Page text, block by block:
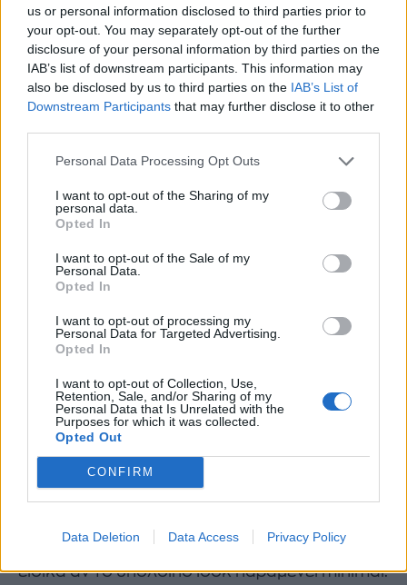
us or personal information disclosed to third parties prior to
your opt-out. You may separately opt-out of the further
disclosure of your personal information by third parties on the
IAB’s list of downstream participants. This information may
also be disclosed by us to third parties on the IAB’s List of
Downstream Participants that may further disclose it to other
Personal Data Processing Opt Outs
I want to opt-out of the Sharing of my
personal data.
Opted In
I want to opt-out of the Sale of my
Personal Data.
Opted In
I want to opt-out of processing my
Personal Data for Targeted Advertising.
Opted In
I want to opt-out of Collection, Use,
Retention, Sale, and/or Sharing of my
Personal Data that Is Unrelated with the
Purposes for which it was collected.
Opted Out
CONFIRM
Data Deletion Data Access Privacy Policy
KARKALIS
01 10
Styling tips: φόρεσε ένα απλό outfit με έντονα
basic ρούχα (λευκά, μαύρα ή μονόχρωμα) για
να αφήσεις τα σκουλαρίκια να
πρωταγωνιστήσουν και μαζεμένα μαλλιά για
να τα αναδείξεις ακόμα καλύτερα. Τα sleek
στην ημέρα, λίγη λάμψη δεν έβλαψε ποτέ,
ειδικά αν το υπόλοιπο look παραμένει minimal.